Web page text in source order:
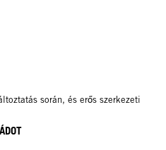
során, és erős szerkezeti